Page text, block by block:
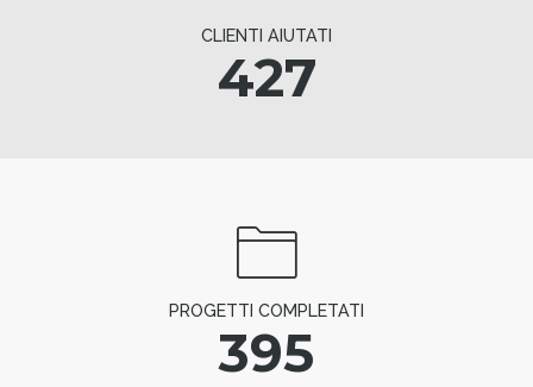
CLIENTI AIUTATI
427
PROGETTI COMPLETATI
395